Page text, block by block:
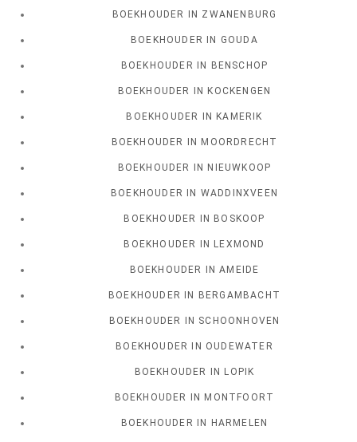
BOEKHOUDER IN ZWANENBURG
BOEKHOUDER IN GOUDA
BOEKHOUDER IN BENSCHOP
BOEKHOUDER IN KOCKENGEN
BOEKHOUDER IN KAMERIK
BOEKHOUDER IN MOORDRECHT
BOEKHOUDER IN NIEUWKOOP
BOEKHOUDER IN WADDINXVEEN
BOEKHOUDER IN BOSKOOP
BOEKHOUDER IN LEXMOND
BOEKHOUDER IN AMEIDE
BOEKHOUDER IN BERGAMBACHT
BOEKHOUDER IN SCHOONHOVEN
BOEKHOUDER IN OUDEWATER
BOEKHOUDER IN LOPIK
BOEKHOUDER IN MONTFOORT
BOEKHOUDER IN HARMELEN